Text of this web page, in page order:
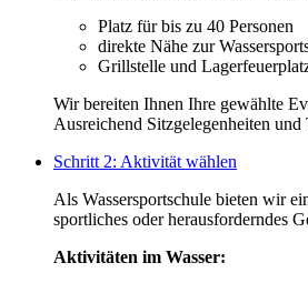
Platz für bis zu 40 Personen
direkte Nähe zur
Grillstelle und
Wir bereiten Ihnen Ihre gewählte
Ausreichend Sitzgelegenheiten
Schritt 2: Aktivität wählen
Als Wassersportschule bieten wir
sportliches oder herausforderndes
Aktivitäten im Wasser: